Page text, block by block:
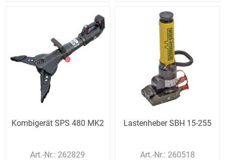
Kombigerät SPS 480 MK2
Art.-Nr.: 262829
Lastenheber SBH 15-255
Art.-Nr.: 260518